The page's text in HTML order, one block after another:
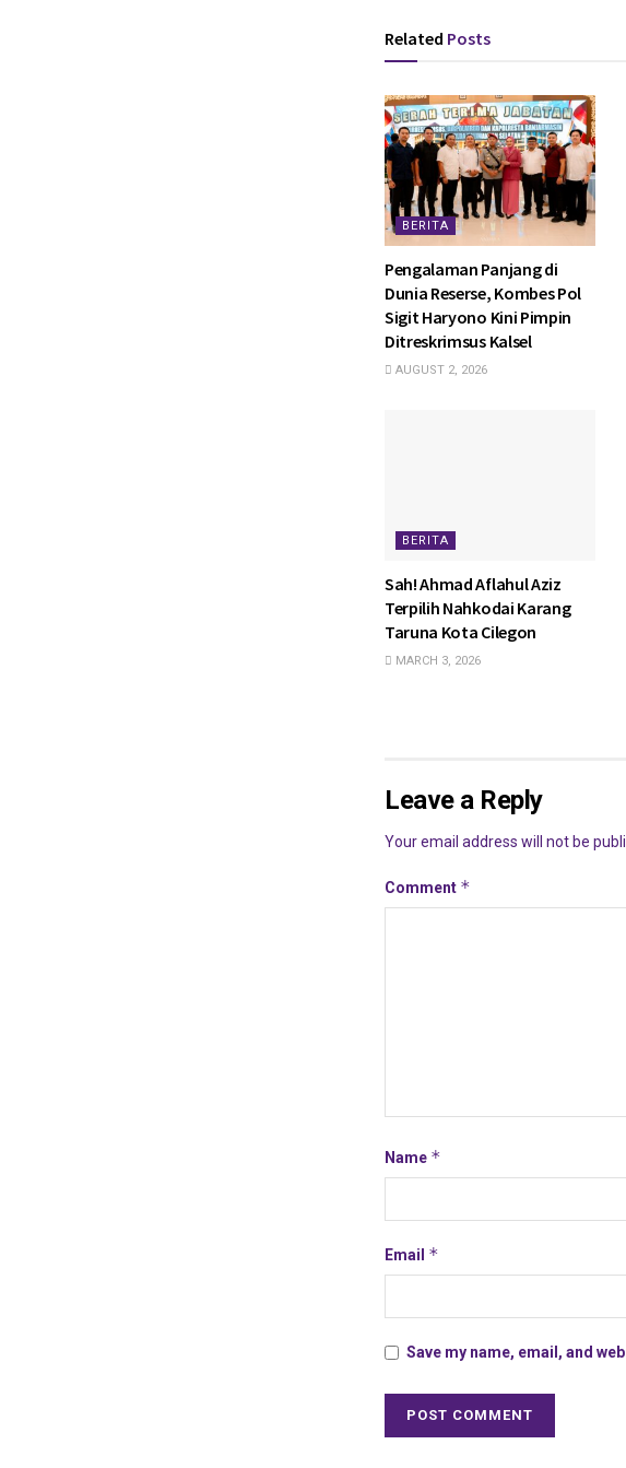
Related Posts
BERITA
Pengalaman Panjang di
Dunia Reserse, Kombes Pol
Sigit Haryono Kini Pimpin
Ditreskrimsus Kalsel
AUGUST 2, 2026
BERITA
Sah! Ahmad Aflahul Aziz
Terpilih Nahkodai Karang
Taruna Kota Cilegon
MARCH 3, 2026
Leave a Reply
Your email address will not be
Comment *
Name *
Email *
Save my name, email, and